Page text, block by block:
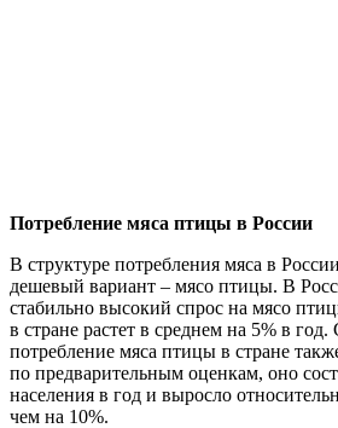
Потребление мяса птицы в России
В структуре потребления мяса в
дешевый вариант – мясо птицы. В
стабильно высокий спрос на мясо
в стране растет в среднем на 5% в
потребление мяса птицы в стране
по предварительным оценкам, оно
населения в год и выросло
чем на 10%.